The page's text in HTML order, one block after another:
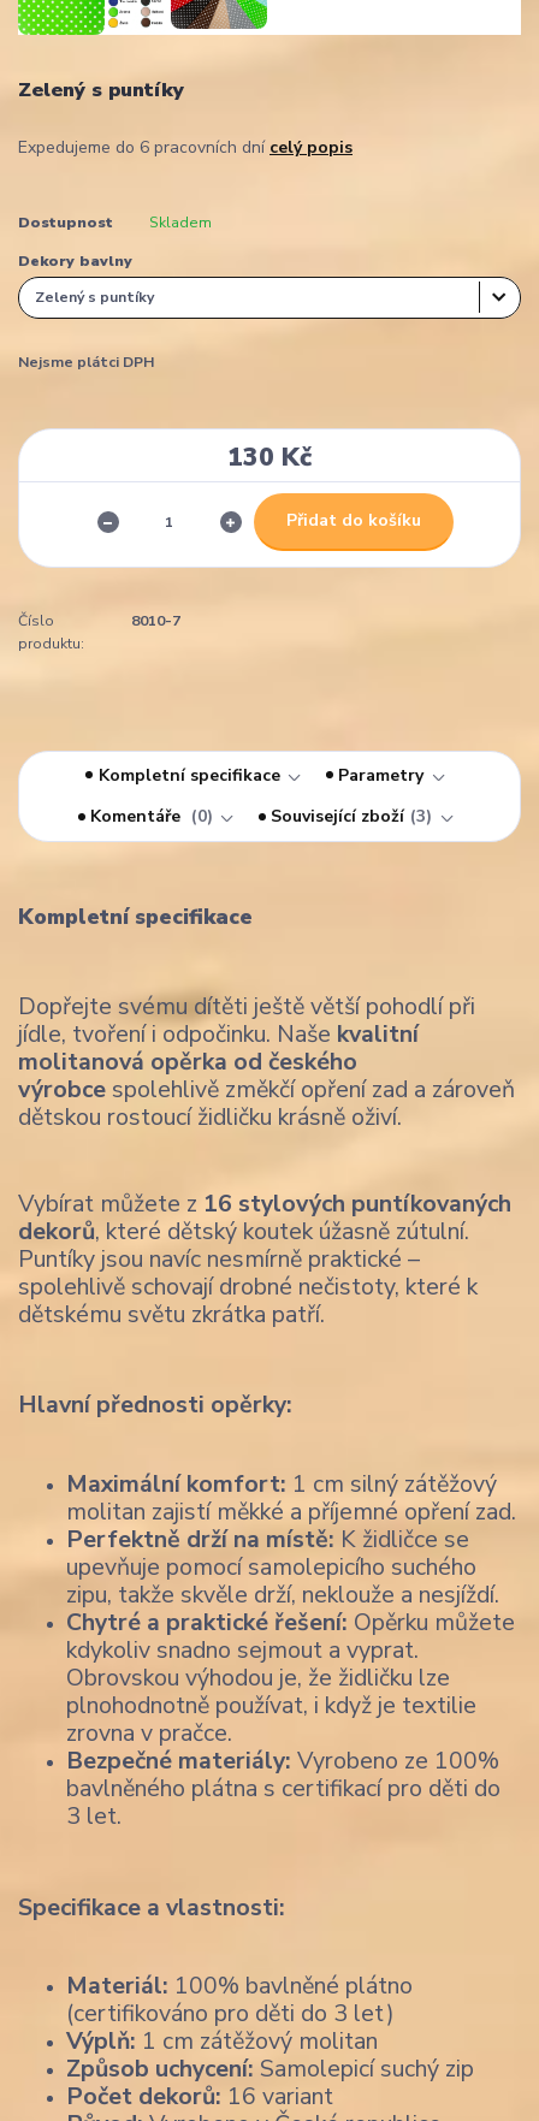
Zelený s puntíky
Expedujeme do 6 pracovních dní celý popis
Dostupnost Skladem
Dekory bavlny
Nejsme plátci DPH
130 Kč
Přidat do košíku
Číslo
produktu:
8010-7
Kompletní specifikace
Parametry
Komentáře
0 Související zboží 3
Kompletní specifikace
Dopřejte svému dítěti ještě větší pohodlí při
jídle, tvoření i odpočinku. Naše kvalitní
molitanová opěrka od českého
výrobce spolehlivě změkčí opření zad a zároveň
dětskou rostoucí židličku krásně oživí.
Vybírat můžete z 16 stylových puntíkovaných
dekorů, které dětský koutek úžasně zútulní.
Puntíky jsou navíc nesmírně praktické –
spolehlivě schovají drobné nečistoty, které k
dětskému světu zkrátka patří.
Hlavní přednosti opěrky:
Maximální komfort: 1 cm silný zátěžový
molitan zajistí měkké a příjemné opření zad.
Perfektně drží na místě: K židličce se
upevňuje pomocí samolepicího suchého
zipu, takže skvěle drží, neklouže a nesjíždí.
Chytré a praktické řešení: Opěrku můžete
kdykoliv snadno sejmout a vyprat.
Obrovskou výhodou je, že židličku lze
plnohodnotně používat, i když je textilie
zrovna v pračce.
Bezpečné materiály: Vyrobeno ze 100%
bavlněného plátna s certifikací pro děti do
3 let.
Specifikace a vlastnosti:
Materiál: 100% bavlněné plátno
(certifikováno pro děti do 3 let)
Výplň: 1 cm zátěžový molitan
Způsob uchycení: Samolepicí suchý zip
Počet dekorů: 16 variant